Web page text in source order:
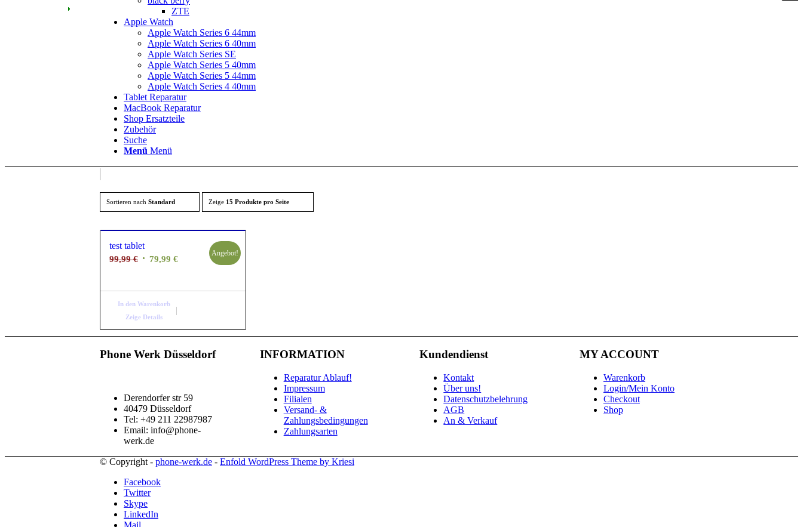
ZTE
Apple Watch
Apple Watch Series 6 44mm
Apple Watch Series 6 40mm
Apple Watch Series SE
Apple Watch Series 5 40mm
Apple Watch Series 5 44mm
Apple Watch Series 4 40mm
Tablet Reparatur
MacBook Reparatur
Shop Ersatzteile
Zubehör
Suche
Menü Menü
Sortieren nach Standard Zeige 15 Produkte pro Seite
test tablet
99,99€ Ursprünglicher
99,99 €
79,99 €Aktueller
Angebot!
In den Warenkorb
Zeige Details
Phone Werk Düsseldorf
Derendorfer str 59
40479 Düsseldorf
Tel: +49 211 22987987
Email: info@phone-
werk.de
INFORMATION
Reparatur Ablauf!
Impressum
Filialen
Versand- &
Zahlungsbedingungen
Zahlungsarten
Kundendienst
Kontakt
Über uns!
Datenschutzbelehrung
AGB
An & Verkauf
MY ACCOUNT
Warenkorb
Login/Mein Konto
Checkout
Shop
© Copyright - phone-werk.de - Enfold WordPress Theme by Kriesi
Facebook
Twitter
Skype
LinkedIn
Mail